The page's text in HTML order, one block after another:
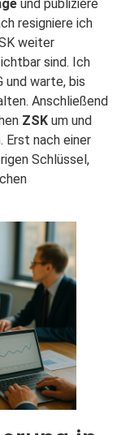
und publiziere
resigniere ich
weiter
sind. Ich
und warte, bis
Anschließend
ZSK um und
Erst nach einer
Schlüssel,